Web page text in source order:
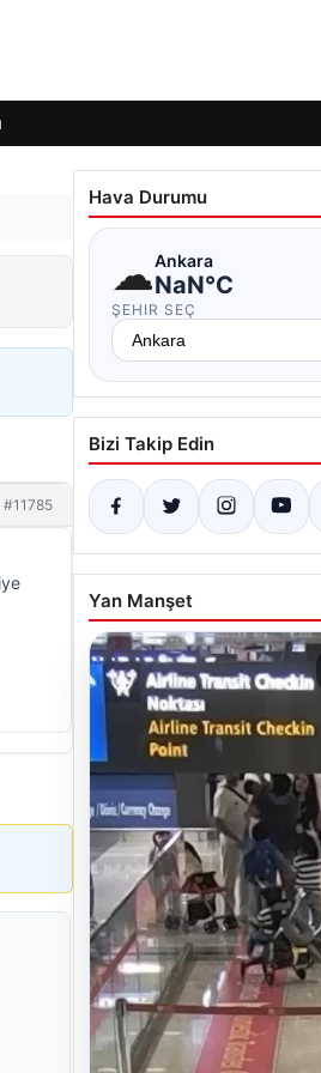
#11785
Hava Durumu
☁Ankara
NaN°C
ŞEHIR SEÇ
Bizi Takip Edin
Yan Manşet